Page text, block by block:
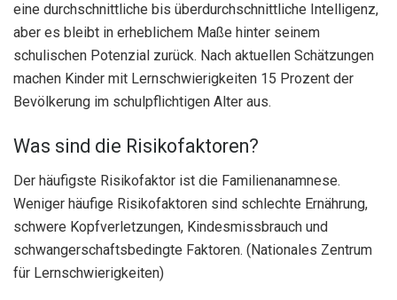
eine durchschnittliche bis überdurchschnittliche Intelligenz,
aber es bleibt in erheblichem Maße hinter seinem
schulischen Potenzial zurück. Nach aktuellen Schätzungen
machen Kinder mit Lernschwierigkeiten 15 Prozent der
Bevölkerung im schulpflichtigen Alter aus.
Was sind die Risikofaktoren?
Der häufigste Risikofaktor ist die Familienanamnese.
Weniger häufige Risikofaktoren sind schlechte Ernährung,
schwere Kopfverletzungen, Kindesmissbrauch und
schwangerschaftsbedingte Faktoren. (Nationales Zentrum
für Lernschwierigkeiten)